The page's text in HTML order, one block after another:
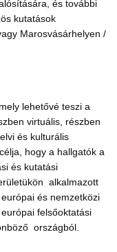
és további
kutatások
Marosvásárhelyen /
lehetővé teszi a
virtuális, részben
és kulturális
hogy a hallgatók a
és kutatási
alkalmazott
és nemzetközi
felsőoktatási
országból.